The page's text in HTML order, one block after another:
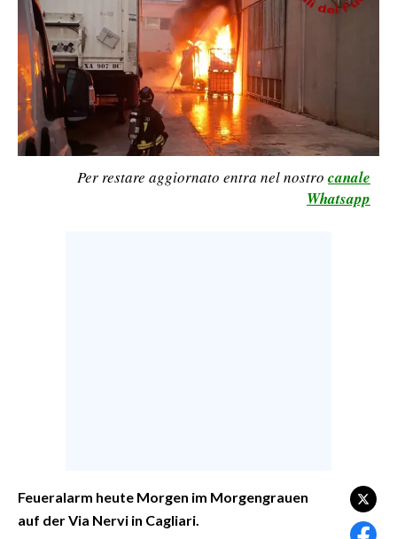
LAVORO
BANDI
SPORT IN SARDEGNA
SPORT
RISULTATI E CLASSIFICHE
SARDI NEL MONDO
Per restare aggiornato entra nel nostro canale
Whatsapp
Feueralarm heute Morgen im Morgengrauen
auf der Via Nervi in Cagliari.